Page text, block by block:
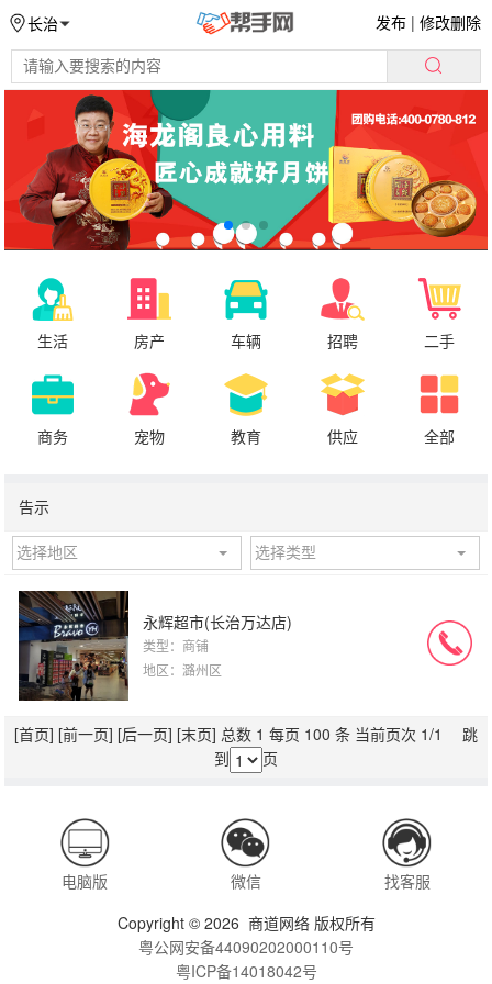
长治 发布 |修改删除
生活 房产 车辆 招聘 二手
商务 宠物 教育 供应 全部
告示
选择地区 选择类型
永辉超市(长治万达店)
类型：商铺
地区：潞州区
[首页] [前一页] [后一页] [末页] 总数 1 每页 100 条 当前页次 1/1 跳
到
页
电脑版 微信
找客服
Copyright © 2026 商道网络 版权所有
粤公网安备44090202000110号
粤ICP备14018042号